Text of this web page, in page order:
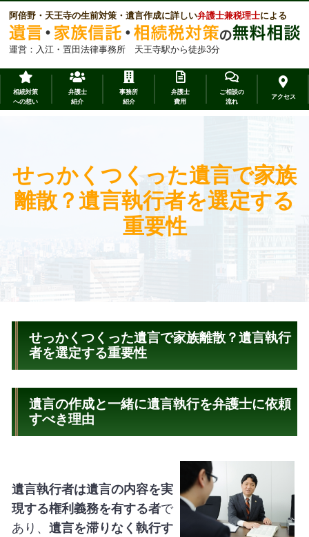
阿倍野・天王寺の生前対策・遺言作成に詳しい弁護士兼税理士による
運営：入江・置田法律事務所 天王寺駅から徒歩3分
相続対策
への想い
弁護士
紹介
事務所
紹介
弁護士
費用
ご相談の
流れ
アクセス
せっかくつくった遺言で家族
離散？遺言執行者を選定する
重要性
せっかくつくった遺言で家族離散？遺言執行
者を選定する重要性
遺言の作成と一緒に遺言執行を弁護士に依頼
すべき理由
遺言執行者は遺言の内容を実
現する権利義務を有する者で
あり、 遺言を滞りなく執行す